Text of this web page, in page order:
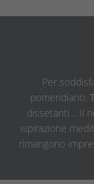
Per
pomeridiano.
dissetanti… Il
ispirazione
rimangono